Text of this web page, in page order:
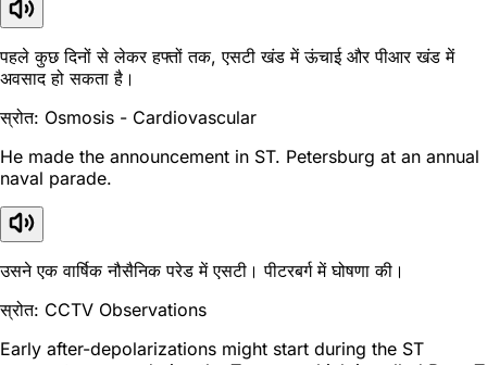
पहले कुछ दिनों से लेकर हफ्तों तक, एसटी खंड में ऊंचाई और पीआर खंड में
अवसाद हो सकता है।
स्रोत: Osmosis - Cardiovascular
He made the announcement in ST. Petersburg at an annual
naval parade.
उसने एक वार्षिक नौसैनिक परेड में एसटी। पीटरबर्ग में घोषणा की।
स्रोत: CCTV Observations
Early after-depolarizations might start during the ST